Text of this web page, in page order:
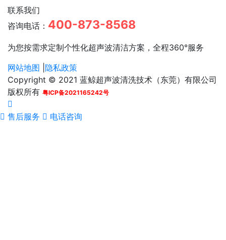
联系我们
咨询电话： 400-873-8568
为您按需求定制个性化超声波清洁方案，全程360°服务
网站地图 隐私政策
Copyright © 2021 蓝鲸超声波清洗技术（东莞）有限公司
版权所有 粤ICP备2021165242号
售后服务 电话咨询